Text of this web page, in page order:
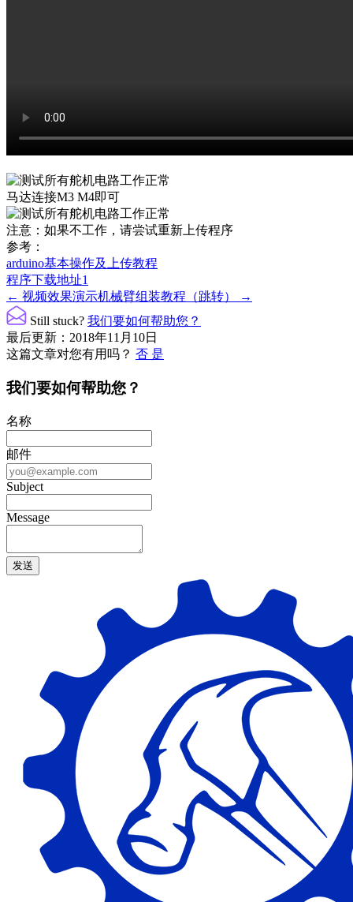
马达连接M3 M4即可
注意：如果不工作，请尝试重新上传程序
参考：
arduino基本操作及上传教程
程序下载地址1
文
档
导
航
← 视频效果演示机械臂组装教程（跳转） →
Still stuck? 我们要如何帮助您？
最后更新：2018年11月10日
这篇文章对您有用吗？ 否 是
我们要如何帮助您？
名称
邮件
Subject
Message